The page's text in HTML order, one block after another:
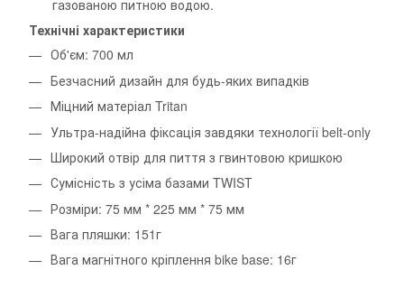
газованою питною водою.
Технічні характеристики
Об'єм: 700 мл
Безчасний дизайн для будь-яких випадків
Міцний матеріал Tritan
Ультра-надійна фіксація завдяки технології belt-only
Широкий отвір для пиття з гвинтовою кришкою
Сумісність з усіма базами TWIST
Розміри: 75 мм * 225 мм * 75 мм
Вага пляшки: 151г
Вага магнітного кріплення bike base: 16г